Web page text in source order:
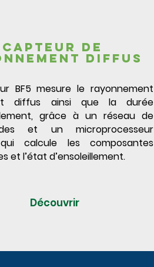
capteur de
diffus
BF5 mesure le rayonnement
diffus ainsi que la durée
grâce à un réseau de
et un microprocesseur
calcule les composantes
et l’état d’ensoleillement.
Découvrir